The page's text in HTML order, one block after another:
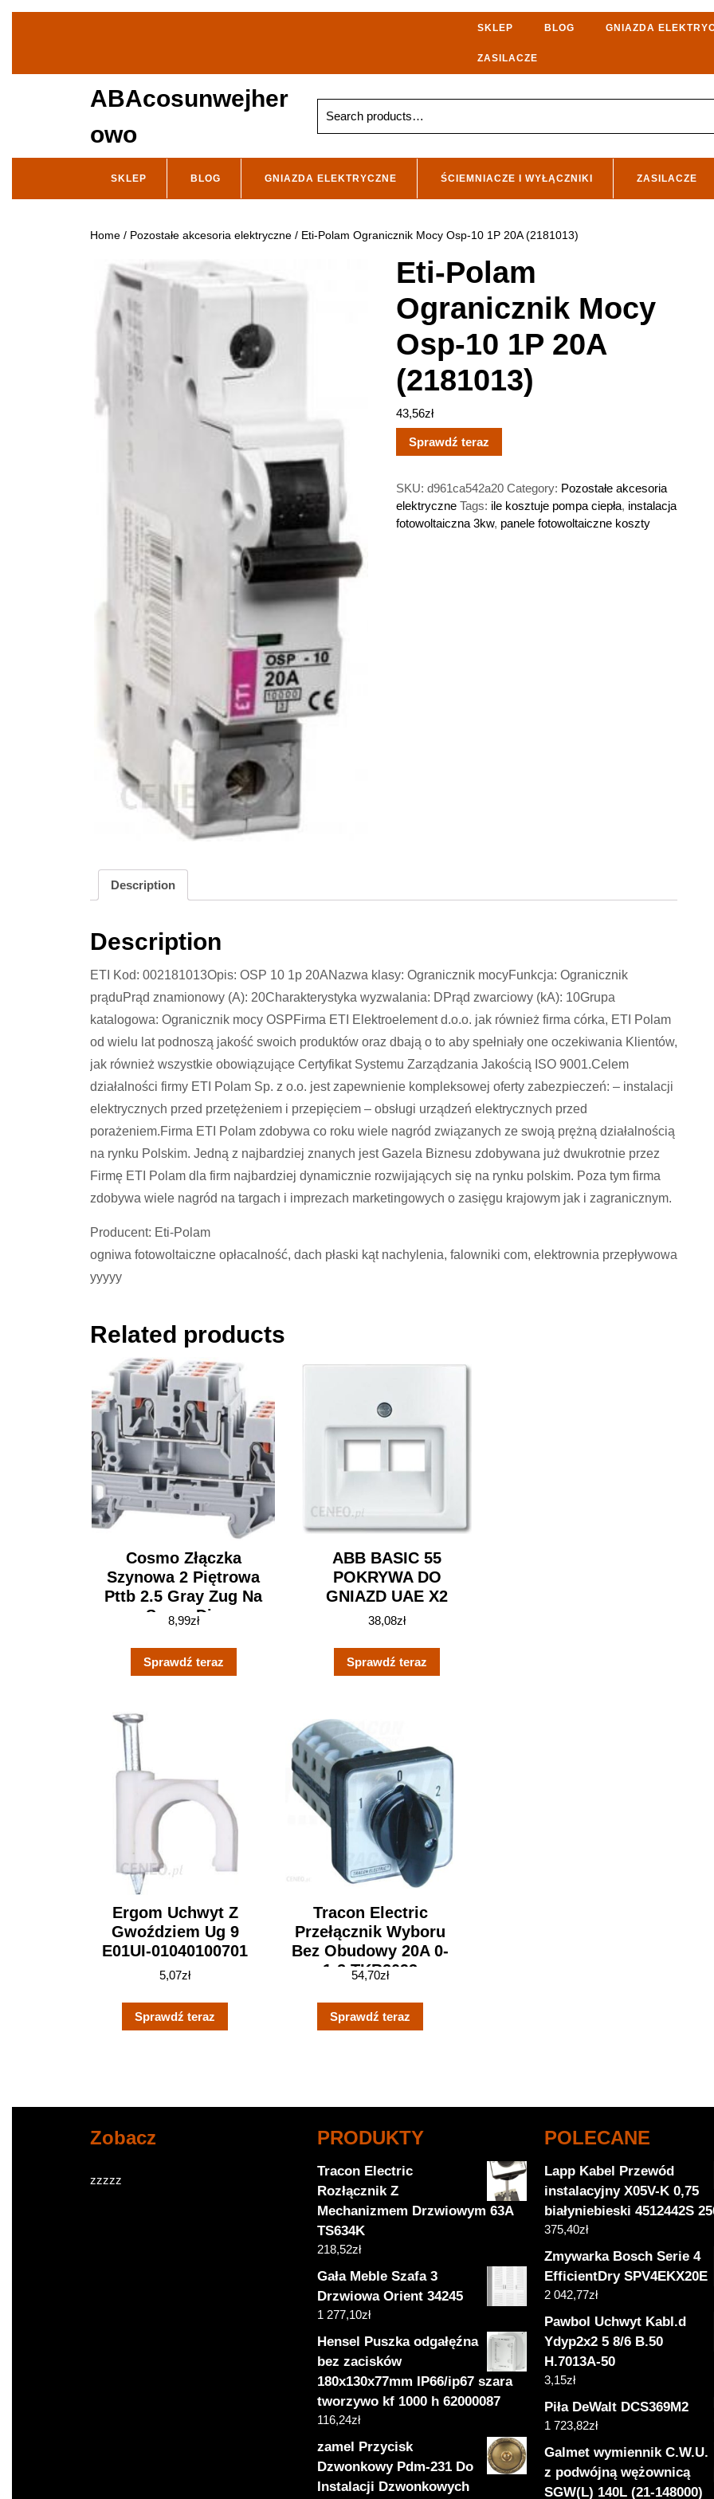
SKLEP BLOG GNIAZDA
ZASILACZE
ABAcosunwejher
owo
for:
SKLEP BLOG GNIAZDA ELEKTRYCZNE ŚCIEMNIACZE I WYŁĄCZNIKI ZASILACZE
Home / Pozostałe akcesoria elektryczne / Eti-Polam Ogranicznik Mocy Osp-10 1P 20A (2181013)
Eti-Polam
Ogranicznik Mocy
Osp-10 1P 20A
(2181013)
43,56zł
Sprawdź teraz
SKU: d961ca542a20 Category: Pozostałe akcesoria
elektryczne Tags: ile kosztuje pompa ciepła, instalacja
fotowoltaiczna 3kw, panele fotowoltaiczne koszty
Description
Description
ETI Kod: 002181013Opis: OSP 10 1p 20ANazwa klasy: Ogranicznik mocyFunkcja: Ogranicznik
prąduPrąd znamionowy (A): 20Charakterystyka wyzwalania: DPrąd zwarciowy (kA): 10Grupa
katalogowa: Ogranicznik mocy OSPFirma ETI Elektroelement d.o.o. jak również firma córka, ETI Polam
od wielu lat podnoszą jakość swoich produktów oraz dbają o to aby spełniały one oczekiwania Klientów,
jak również wszystkie obowiązujące Certyfikat Systemu Zarządzania Jakością ISO 9001.Celem
działalności firmy ETI Polam Sp. z o.o. jest zapewnienie kompleksowej oferty zabezpieczeń: – instalacji
elektrycznych przed przetężeniem i przepięciem – obsługi urządzeń elektrycznych przed
porażeniem.Firma ETI Polam zdobywa co roku wiele nagród związanych ze swoją prężną działalnością
na rynku Polskim. Jedną z najbardziej znanych jest Gazela Biznesu zdobywana już dwukrotnie przez
Firmę ETI Polam dla firm najbardziej dynamicznie rozwijających się na rynku polskim. Poza tym firma
zdobywa wiele nagród na targach i imprezach marketingowych o zasięgu krajowym jak i zagranicznym.
Producent: Eti-Polam
ogniwa fotowoltaiczne opłacalność, dach płaski kąt nachylenia, falowniki com, elektrownia przepływowa
yyyyy
Related products
Cosmo Złączka
Szynowa 2 Piętrowa
Pttb 2.5 Gray Zug Na
Szynę Din
8,99zł
Sprawdź teraz
ABB BASIC 55
POKRYWA DO
GNIAZD UAE X2
38,08zł
Sprawdź teraz
Ergom Uchwyt Z
Gwoździem Ug 9
E01UI-01040100701
5,07zł
Sprawdź teraz
Tracon Electric
Przełącznik Wyboru
Bez Obudowy 20A 0-
1-2 TKB2093
54,70zł
Sprawdź teraz
Zobacz
zzzzz
PRODUKTY
Tracon Electric
Rozłącznik Z
Mechanizmem Drzwiowym 63A
TS634K
218,52zł
Gała Meble Szafa 3
Drzwiowa Orient 34245
1 277,10zł
Hensel Puszka odgałęźna
bez zacisków
180x130x77mm IP66/ip67 szara
tworzywo kf 1000 h 62000087
116,24zł
zamel Przycisk
Dzwonkowy Pdm-231 Do
Instalacji Dzwonkowych
POLECANE
Lapp Kabel Przewód
instalacyjny X05V-K 0,75
białyniebieski 4512442S
375,40zł
Zmywarka Bosch Serie 4
EfficientDry SPV4EKX20E
2 042,77zł
Pawbol Uchwyt Kabl.d
Ydyp2x2 5 8/6 B.50
H.7013A-50
3,15zł
Piła DeWalt DCS369M2
1 723,82zł
Galmet wymiennik C.W.U.
z podwójną wężownicą
SGW(L) 140L (21-148000)